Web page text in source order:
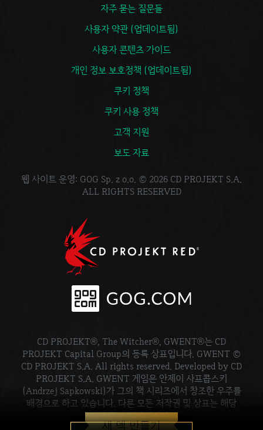
새 덱 만들기
자주 묻는 질문들
사용자 약관 (업데이트됨)
사용자 콘텐츠 가이드
개인 정보 보호정책 (업데이트됨)
쿠키 정책
쿠키 사용 정책
고객 지원
보도 자료
웹 사이트 운영: GOG Sp. z o.o. © 2026 CD PROJEKT S.A.
ALL RIGHTS RESERVED
CD PROJEKT®, The Witcher®, GWENT®는 CD
PROJEKT Capital Group의 등록 상표입니다. GWENT ©
CD PROJEKT S.A. All rights reserved. Developed by CD
PROJEKT S.A. GWENT 게임은 안제이 사프콥스키
(Andrzej Sapkowski)가 그의 책 시리즈에서 창조한 우주를
배경으로 하고 있습니다. 다른 모든 저작권 및 상표는 해당
소유주의 재산입니다.